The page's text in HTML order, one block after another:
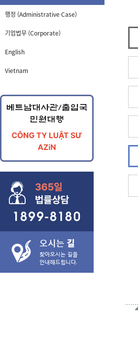
행정 (Administrative Case)
기업법무 (Corporate)
English
Vietnam